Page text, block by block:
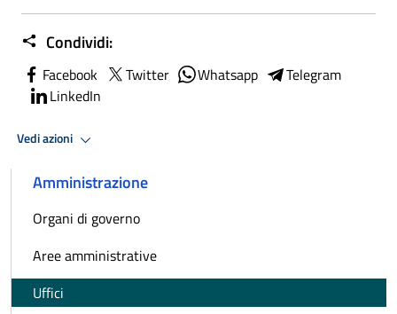
Condividi:
Facebook Twitter Whatsapp
Telegram
LinkedIn
Vedi azioni
Amministrazione
Organi di governo
Aree amministrative
Uffici